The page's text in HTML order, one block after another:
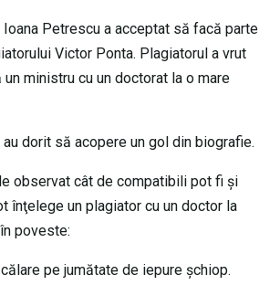
Ioana Petrescu a acceptat să facă parte
Victor Ponta. Plagiatorul a vrut
ministru cu un doctorat la o mare
dorit să acopere un gol din biografie.
observat cât de compatibili pot fi şi
înţelege un plagiator cu un doctor la
poveste:
pe jumătate de iepure şchiop.